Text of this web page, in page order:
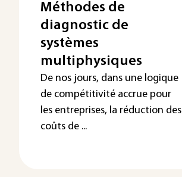
Méthodes de
diagnostic de
systèmes
multiphysiques
De nos jours, dans une logique
de compétitivité accrue pour
les entreprises, la réduction des
coûts de ...